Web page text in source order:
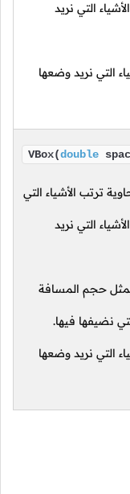
التي نريد
التي نريد وضعها
VBox(double
ترتب الأشياء التي
التي نريد
حجم المسافة
نضيفها فيها.
التي نريد وضعها